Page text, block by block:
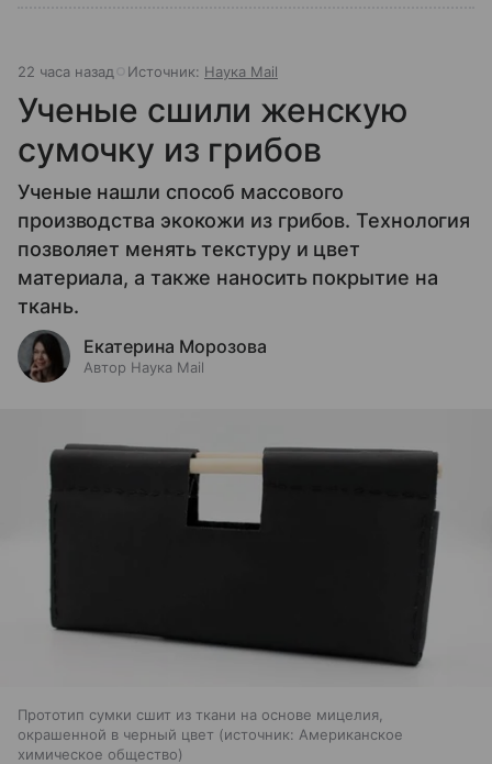
22 часа назад Источник: Наука Mail
Ученые сшили женскую
сумочку из грибов
Ученые нашли способ массового
производства экокожи из грибов. Технология
позволяет менять текстуру и цвет
материала, а также наносить покрытие на
ткань.
Екатерина Морозова
Автор Наука Mail
Прототип сумки сшит из ткани на основе мицелия,
окрашенной в черный цвет
источник: Американское
химическое общество